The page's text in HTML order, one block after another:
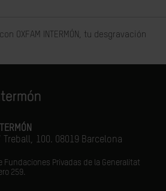
INTERMÓN, tu desgravación
Treball, 100. 08019 Barcelona
Fundaciones Privadas de la Generalitat
259.